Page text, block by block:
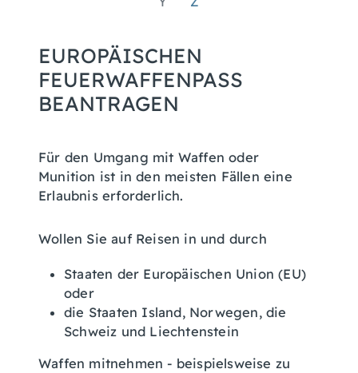
EUROPÄISCHEN
FEUERWAFFENPASS
BEANTRAGEN
Für den Umgang mit Waffen oder
Munition ist in den meisten Fällen eine
Erlaubnis erforderlich.
Wollen Sie auf Reisen in und durch
Staaten der Europäischen Union (EU)
oder
die Staaten Island, Norwegen, die
Schweiz und Liechtenstein
Waffen mitnehmen - beispielsweise zu